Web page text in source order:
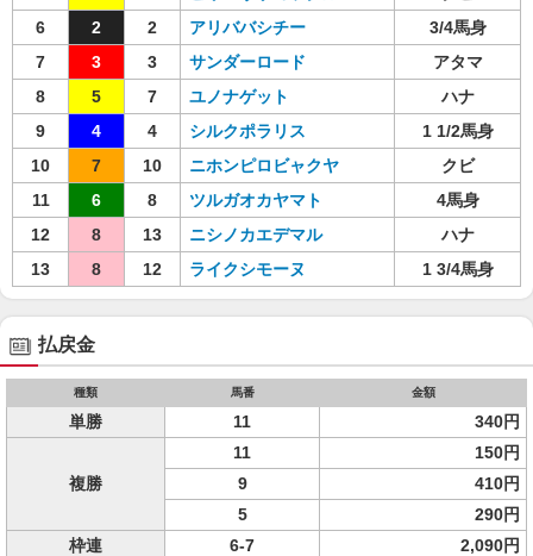
6
2 2 アリババシチー
3/4馬身
7
3 3 サンダーロード
アタマ
8
5 7 ユノナゲット
ハナ
9
4 4 シルクポラリス
1 1/2馬身
10
7 10 ニホンピロビャクヤ
クビ
11
6 8 ツルガオカヤマト
4馬身
12
8 13 ニシノカエデマル
ハナ
13
8 12 ライクシモーヌ 1 3/4馬身
払戻金
種類 馬番 金額
単勝 11 340円
複勝
11
150円
9
410円
5
290円
枠連
6-7
2,090円